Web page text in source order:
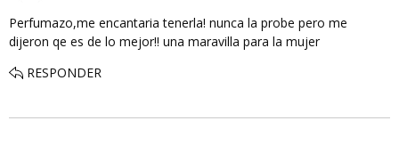
Perfumazo,me encantaria tenerla! nunca la probe pero me
dijeron qe es de lo mejor!! una maravilla para la mujer
RESPONDER